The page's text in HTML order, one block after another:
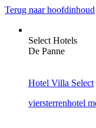
Terug naar hoofdinhoud
Select Hotels
De Panne
Hotel Villa Select
viersterrenhotel